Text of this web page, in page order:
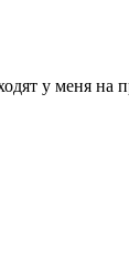
у меня на